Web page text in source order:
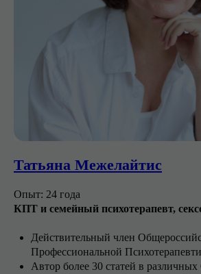
Татьяна Межелайтис
Опыт: 24 года
КПТ и семейный психотерапевт,
Действительный член
Профессиональной
Автор более 30 статей в